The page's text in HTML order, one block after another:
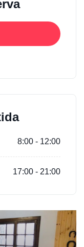
8:00 - 12:00
17:00 - 21:00